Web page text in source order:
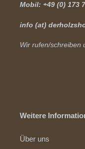
Mobil: +49 (0) 173
info (at)
Wir rufen/schreiben
Weitere
Über uns